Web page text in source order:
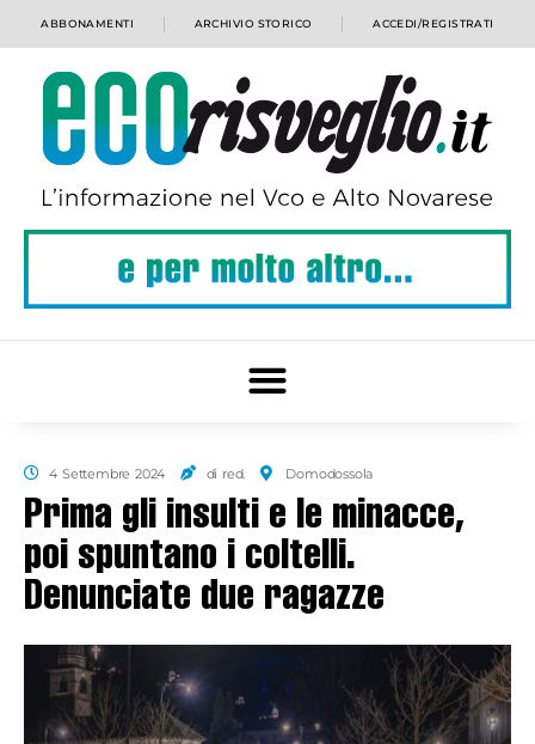
ABBONAMENTI ARCHIVIO STORICO ACCEDI/REGISTRATI
4 Settembre 2024 di red. Domodossola
Prima gli insulti e le minacce,
poi spuntano i coltelli.
Denunciate due ragazze